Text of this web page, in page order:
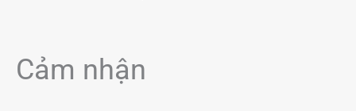
Cảm nhận